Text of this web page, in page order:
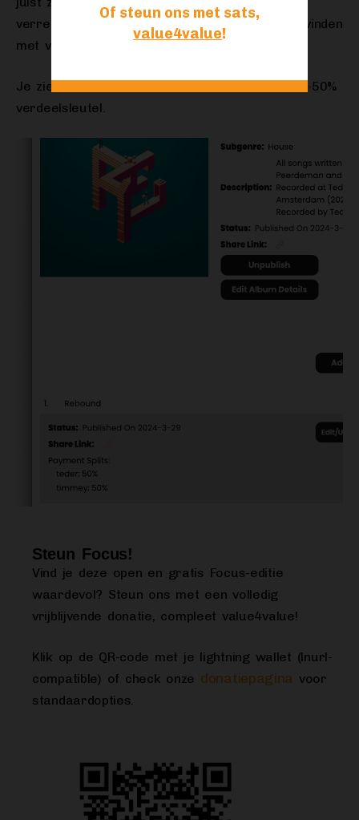
verrekening achteraf, en betalingen die plaatsvinden
met verwaarloosbare transactiekosten.
Je ziet hieronder een voorbeeld, met een 50%-50%
verdeelsleutel.
Steun Focus!
Vind je deze open en gratis Focus-editie
waardevol? Steun ons met een volledig
vrijblijvende donatie, compleet value4value!
Klik op de QR-code met je lightning wallet (lnurl-
compatible) of check onze donatiepagina voor
standaardopties.
Of steun ons met sats,
value4value!